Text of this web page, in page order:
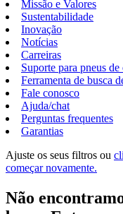
Missão e Valores
Sustentabilidade
Inovação
Notícias
Carreiras
Suporte para pneus
Ferramenta de busca
Fale conosco
Ajuda/chat
Perguntas frequentes
Garantias
Ajuste os seus filtros ou
começar novamente.
Não